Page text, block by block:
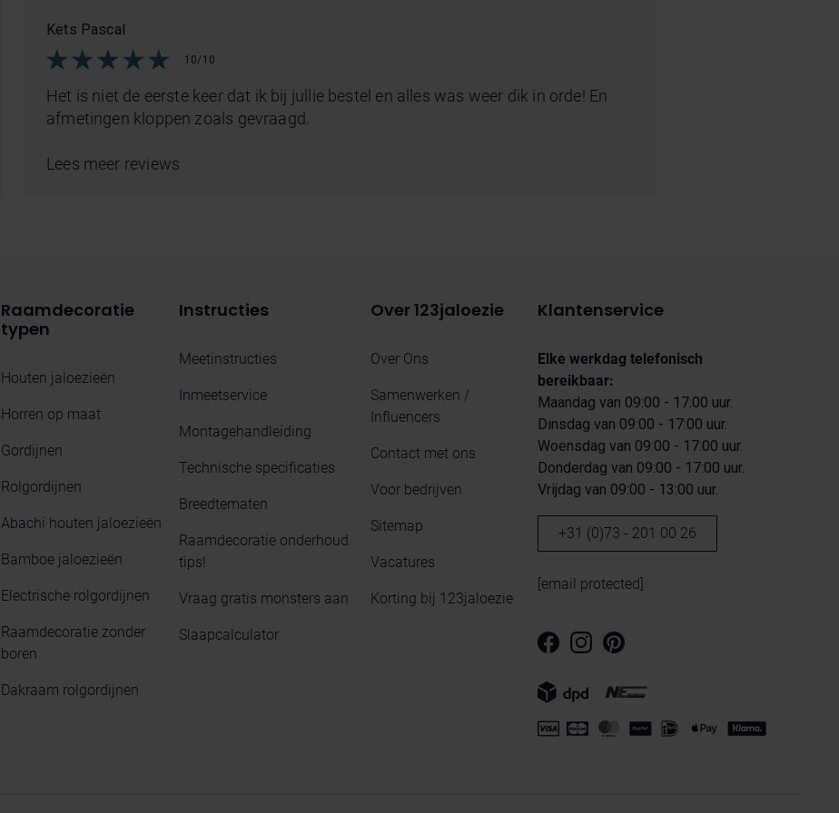
Kets Pascal
10/10
Het is niet de eerste keer dat ik bij jullie bestel en alles was weer dik in orde! En
afmetingen kloppen zoals gevraagd.
Lees meer reviews
Raamdecoratie
typen
Houten jaloezieën
Horren op maat
Gordijnen
Rolgordijnen
Abachi houten jaloezieën
Bamboe jaloezieën
Electrische rolgordijnen
Raamdecoratie zonder
boren
Dakraam rolgordijnen
Instructies
Meetinstructies
Inmeetservice
Montagehandleiding
Technische specificaties
Breedtematen
Raamdecoratie onderhoud
tips!
Vraag gratis monsters aan
Slaapcalculator
Over 123jaloezie
Over Ons
Samenwerken /
Influencers
Contact met ons
Voor bedrijven
Sitemap
Vacatures
Korting bij 123jaloezie
Klantenservice
Elke werkdag telefonisch
bereikbaar:
Maandag van 09:00 - 17:00 uur.
Dinsdag van 09:00 - 17:00 uur.
Woensdag van 09:00 - 17:00 uur.
Donderdag van 09:00 - 17:00 uur.
Vrijdag van 09:00 - 13:00 uur.
+31 (0)73 - 201 00 26
[email protected]